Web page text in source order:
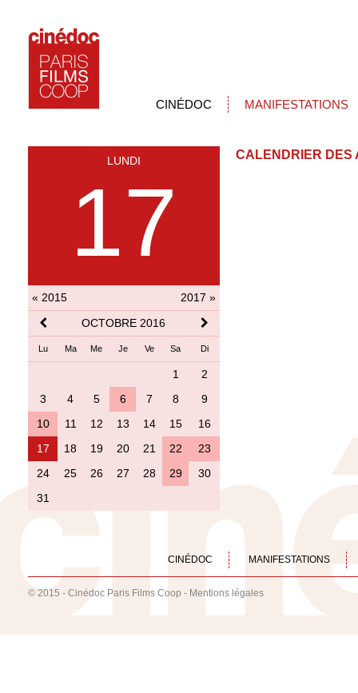
CINÉDOC MANIFESTATIONS
LUNDI
17
« 2015
2017 »
OCTOBRE 2016
Lu Ma Me Je Ve Sa Di
1
2
3
4 5 6 7 8
9
10
11 12 13 14 15
16
17
18 19 20 21 22
23
24
25 26 27 28 29
30
31
CALENDRIER DES
CINÉDOC MANIFESTATIONS
© 2015 - Cinédoc Paris Films Coop - Mentions légales